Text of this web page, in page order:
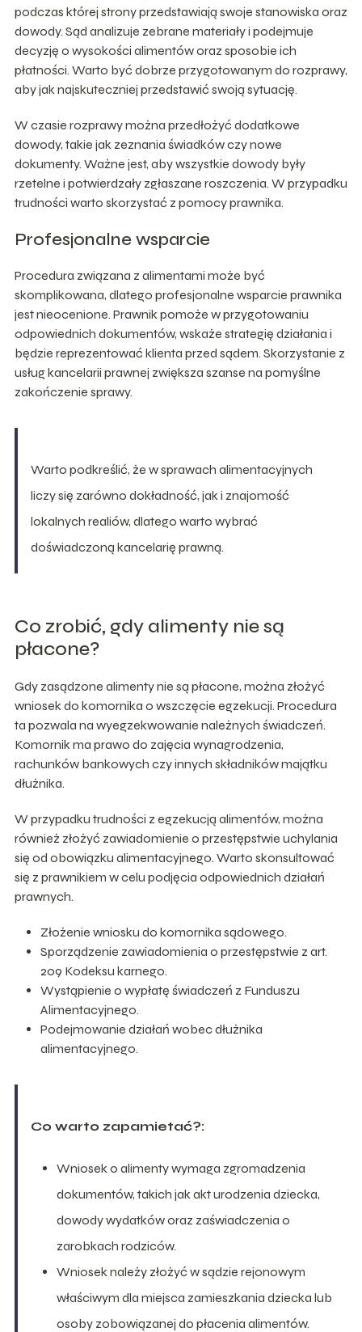
podczas której strony przedstawiają swoje stanowiska oraz
dowody. Sąd analizuje zebrane materiały i podejmuje
decyzję o wysokości alimentów oraz sposobie ich
płatności. Warto być dobrze przygotowanym do rozprawy,
aby jak najskuteczniej przedstawić swoją sytuację.
W czasie rozprawy można przedłożyć dodatkowe
dowody, takie jak zeznania świadków czy nowe
dokumenty. Ważne jest, aby wszystkie dowody były
rzetelne i potwierdzały zgłaszane roszczenia. W przypadku
trudności warto skorzystać z pomocy prawnika.
Profesjonalne wsparcie
Procedura związana z alimentami może być
skomplikowana, dlatego profesjonalne wsparcie prawnika
jest nieocenione. Prawnik pomoże w przygotowaniu
odpowiednich dokumentów, wskaże strategię działania i
będzie reprezentować klienta przed sądem. Skorzystanie z
usług kancelarii prawnej zwiększa szanse na pomyślne
zakończenie sprawy.
Warto podkreślić, że w sprawach alimentacyjnych
liczy się zarówno dokładność, jak i znajomość
lokalnych realiów, dlatego warto wybrać
doświadczoną kancelarię prawną.
Co zrobić, gdy alimenty nie są
płacone?
Gdy zasądzone alimenty nie są płacone, można złożyć
wniosek do komornika o wszczęcie egzekucji. Procedura
ta pozwala na wyegzekwowanie należnych świadczeń.
Komornik ma prawo do zajęcia wynagrodzenia,
rachunków bankowych czy innych składników majątku
dłużnika.
W przypadku trudności z egzekucją alimentów, można
również złożyć zawiadomienie o przestępstwie uchylania
się od obowiązku alimentacyjnego. Warto skonsultować
się z prawnikiem w celu podjęcia odpowiednich działań
prawnych.
Złożenie wniosku do komornika sądowego.
Sporządzenie zawiadomienia o przestępstwie z art.
209 Kodeksu karnego.
Wystąpienie o wypłatę świadczeń z Funduszu
Alimentacyjnego.
Podejmowanie działań wobec dłużnika
alimentacyjnego.
Co warto zapamietać?:
Wniosek o alimenty wymaga zgromadzenia
dokumentów, takich jak akt urodzenia dziecka,
dowody wydatków oraz zaświadczenia o
zarobkach rodziców.
Wniosek należy złożyć w sądzie rejonowym
właściwym dla miejsca zamieszkania dziecka lub
osoby zobowiązanej do płacenia alimentów.